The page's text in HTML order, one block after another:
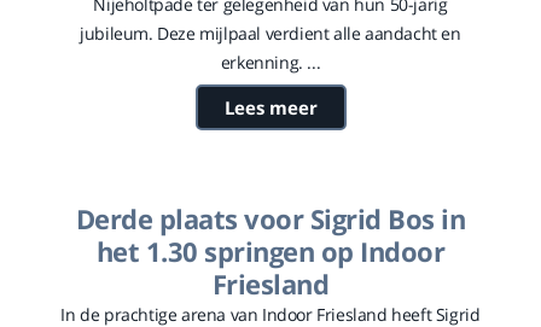
jubileum. Deze mijlpaal verdient alle aandacht en
erkenning. ...
Lees meer
Derde plaats voor Sigrid Bos in
het 1.30 springen op Indoor
Friesland
In de prachtige arena van Indoor Friesland heeft Sigrid